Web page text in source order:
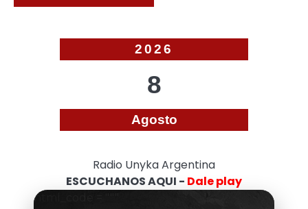
2026
8
Agosto
Radio Unyka Argentina
ESCUCHANOS AQUI - Dale play